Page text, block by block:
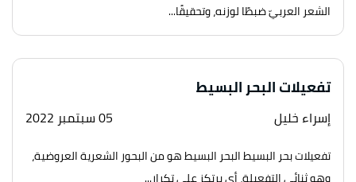
الشعر العربيّ ضبطًا لوزنه، وتحقيقًا...
تفعيلات البحر البسيط
إسراء خليل 05 سبتمبر 2022
تفعيلات بحر البسيط البحر البسيط هو من البحور الشعرية العروضية،